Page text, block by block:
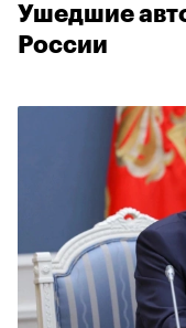
Ушедшие
России